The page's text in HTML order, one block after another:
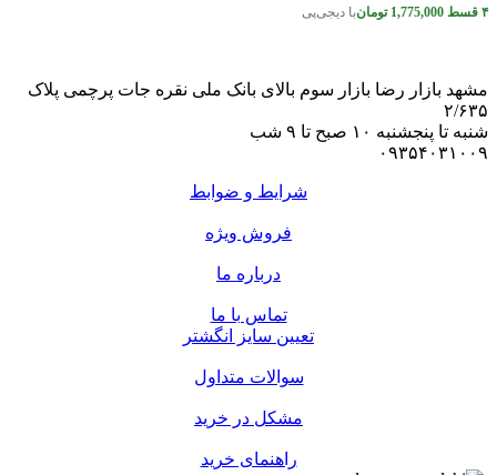
۴ قسط 1,775,000 تومانبا دیجی‌پی
مشهد بازار رضا بازار سوم بالای بانک ملی نقره جات پرچمی پلاک
۲/۶۳۵
شنبه تا پنجشنبه ۱۰ صبح تا ۹ شب
۰۹۳۵۴۰۳۱۰۰۹
شرایط و ضوابط
فروش ویژه
درباره ما
تماس با ما
تعیین سایز انگشتر
سوالات متداول
مشکل در خرید
راهنمای خرید